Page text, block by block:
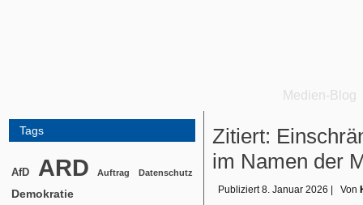
Medien-Blog
Tags
AfD ARD Auftrag Datenschutz
Demokratie
Zitiert:
im Namen der
Publiziert 8. Januar 2026 Von